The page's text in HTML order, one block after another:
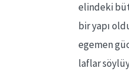
elindeki
bir yapı
egemen
laflar